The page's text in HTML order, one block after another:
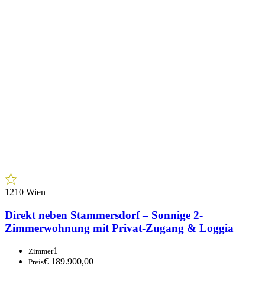
1210 Wien
Direkt neben Stammersdorf – Sonnige 2-
Zimmerwohnung mit Privat-Zugang & Loggia
Zimmer1
Preis€ 189.900,00